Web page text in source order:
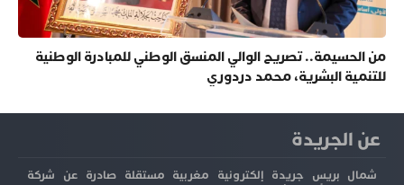
من الحسيمة.. تصريح الوالي المنسق الوطني للمبادرة الوطنية
للتنمية البشرية، محمد دردوري
عن الجريدة
شمال بريس جريدة إلكترونية مغربية مستقلة صادرة عن شركة